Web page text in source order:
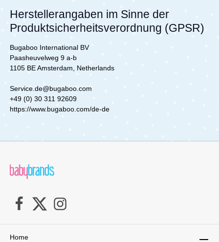
Durch das Sichtfenster, welches sich auf der
Oberseite des Sonnendachs befindet, kannst
du jederzeit einen Blick auf dein Kind
Befestigung des Sonnendachs sind NICHT im
Lieferumfang enthalten, können jedoch separat
bestellt werden. Lieferumfang:1x Sonnendach
für den Donkey 6
Herstellerangaben im Sinne der
Produktsicherheitsverordnung (GPSR)
Bugaboo International BV
Paasheuvelweg 9 a-b
1105 BE Amsterdam, Netherlands
Service.de@bugaboo.com
+49 (0) 30 311 92609
https://www.bugaboo.com/de-de
Home